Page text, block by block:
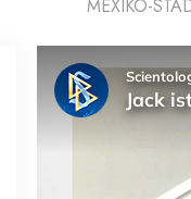
Innerhalb einer
Die
Eine Einführung
MEXIKO-